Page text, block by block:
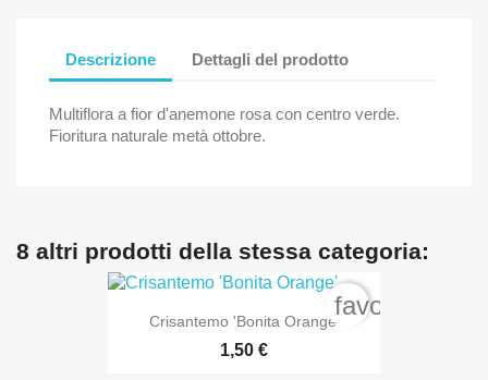
Descrizione Dettagli del prodotto
Multiflora a fior d'anemone rosa con centro verde.
Fioritura naturale metà ottobre.
8 altri prodotti della stessa categoria:
Crisantemo 'Bonita Orange'
1,50 €